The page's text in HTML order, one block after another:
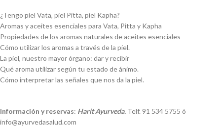
¿Tengo piel Vata, piel Pitta, piel Kapha?
Aromas y aceites esenciales para Vata, Pitta y Kapha
Propiedades de los aromas naturales de aceites esenciales
Cómo utilizar los aromas a través de la piel.
La piel, nuestro mayor órgano: dar y recibir
Qué aroma utilizar según tu estado de ánimo.
Cómo interpretar las señales que nos da la piel.
Información y reservas: Harit Ayurveda. Telf. 91 534 5755 ó
info@ayurvedasalud.com